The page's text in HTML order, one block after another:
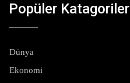
Popüler Katagoriler
Dünya
Ekonomi